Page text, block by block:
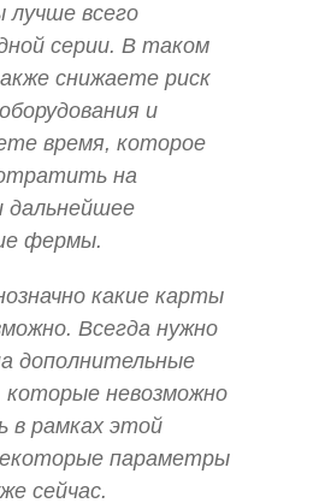
всего
серии. В таком
снижаете риск
и
время, которое
на
дальнейшее
фермы.
какие карты
Всегда нужно
дополнительные
невозможно
в рамках этой
параметры
сейчас.